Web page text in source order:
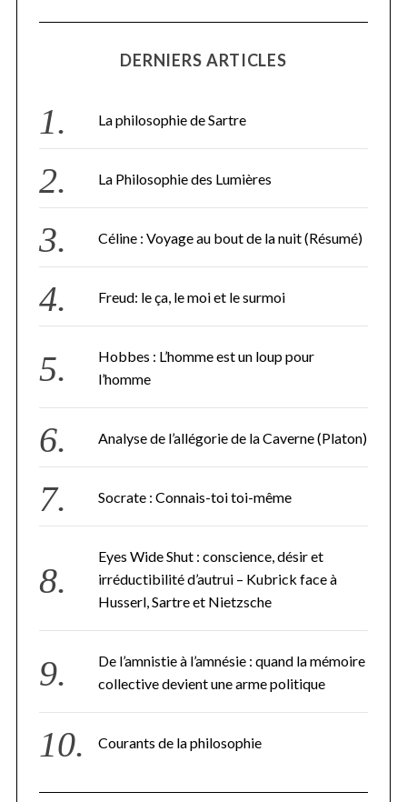
DERNIERS ARTICLES
La philosophie de Sartre
La Philosophie des Lumières
Céline : Voyage au bout de la nuit (Résumé)
Freud: le ça, le moi et le surmoi
Hobbes : L’homme est un loup pour
l’homme
Analyse de l’allégorie de la Caverne (Platon)
Socrate : Connais-toi toi-même
Eyes Wide Shut : conscience, désir et
irréductibilité d’autrui – Kubrick face à
Husserl, Sartre et Nietzsche
De l’amnistie à l’amnésie : quand la mémoire
collective devient une arme politique
Courants de la philosophie